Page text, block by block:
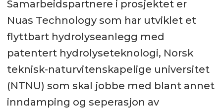
Samarbeidspartnere i prosjektet er
Nuas Technology som har utviklet et
flyttbart hydrolyseanlegg med
patentert hydrolyseteknologi, Norsk
teknisk-naturvitenskapelige universitet
(NTNU) som skal jobbe med blant annet
inndamping og seperasjon av